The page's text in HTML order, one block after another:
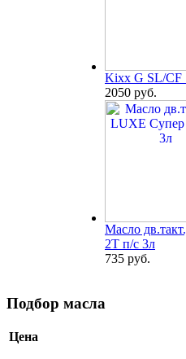
Kixx G SL/CF
2050 руб.
Масло
2Т п/с 3л
735 руб.
Подбор масла
Цена